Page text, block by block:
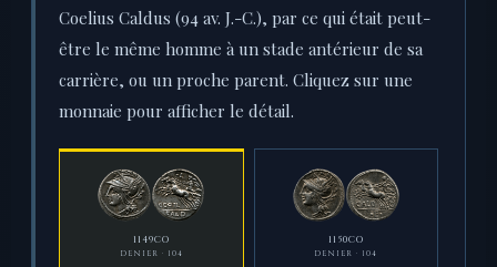
Coelius Caldus (94 av. J.-C.), par ce qui était peut-
être le même homme à un stade antérieur de sa
carrière, ou un proche parent. Cliquez sur une
monnaie pour afficher le détail.
1149CO
DENIER · 104
1150CO
DENIER · 104